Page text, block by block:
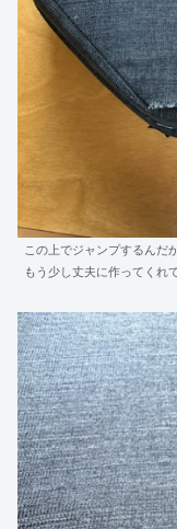
この上でジャンプするんだ
もう少し丈夫に作ってくれ